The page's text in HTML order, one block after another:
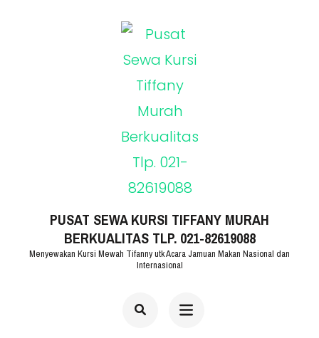
PUSAT SEWA KURSI TIFFANY MURAH
BERKUALITAS TLP. 021-82619088
Menyewakan Kursi Mewah Tifanny utk Acara Jamuan Makan Nasional dan
Internasional